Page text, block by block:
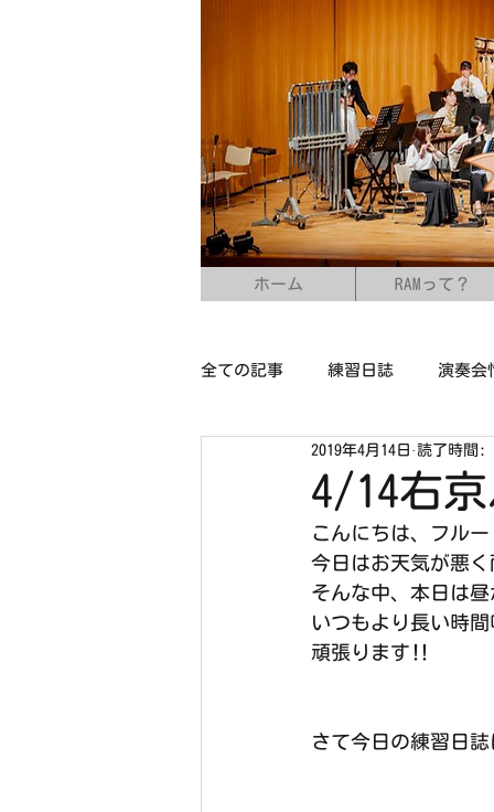
ホーム RAMって？
全ての記事 練習日誌 演奏会
4/14右
2019年4月14日 読了時間:
こんにちは、フル
今日はお天気が悪
そんな中、本日は
いつもより長い時
頑張ります‼︎
さて今日の練習日